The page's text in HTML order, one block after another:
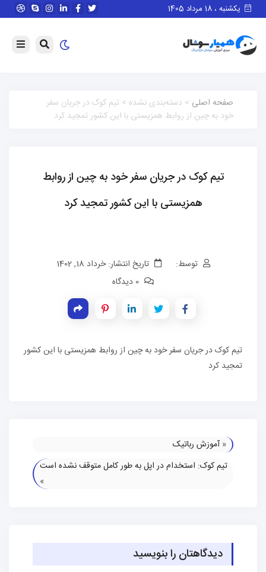
یکشنبه ، 18 مرداد 1405
صفحه اصلی > دسته‌بندی نشده > تیم کوک در جریان سفر
خود به چین از روابط همزیستی با این کشور تمجید کرد
تیم کوک در جریان سفر خود به چین از روابط
همزیستی با این کشور تمجید کرد
توسط:
تاریخ انتشار: خرداد 18, 1402
تیم کوک در جریان سفر خود به چین از روابط همزیستی با این کشور
تمجید کرد
«آموزش رباتیک
تیم کوک: استخدام در اپل به طور کامل متوقف نشده است
»
دیدگاهتان را بنویسید